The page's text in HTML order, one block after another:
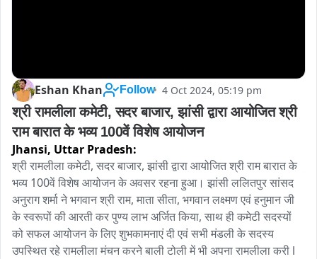
Eshan Khan Follow 4 Oct 2024, 05:19 pm
श्री रामलीला कमेटी, सदर बाजार, झांसी द्वारा आयोजित श्री
राम बारात के भव्य 100वें विशेष आयोजन
Jhansi, Uttar Pradesh:
श्री रामलीला कमेटी, सदर बाजार, झांसी द्वारा आयोजित श्री राम बारात के
भव्य 100वें विशेष आयोजन के अवसर रहना हुआ। झांसी ललितपुर सांसद
अनुराग शर्मा ने भगवान श्री राम, माता सीता, भगवान लक्ष्मण एवं हनुमान जी
के स्वरूपों की आरती कर पुण्य लाभ अर्जित किया, साथ ही कमेटी सदस्यों
को सफल आयोजन के लिए शुभकामनाएं दी एवं सभी मंडली के सदस्य
उपस्थित रहे रामलीला मंचन करने बाली टोली में भी अपना रामलीला करी l